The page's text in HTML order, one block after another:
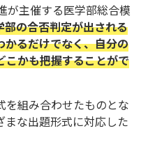
が主催する医学部総合模
の合否判定が出される
かるだけでなく、自分の
こかも把握することがで
を組み合わせたものとな
まな出題形式に対応した